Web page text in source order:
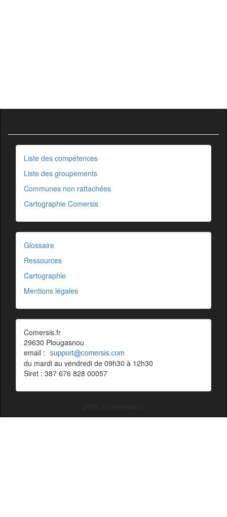
Liste des compétences
Liste des groupements
Communes non rattachées
Cartographie Comersis
Glossaire
Ressources
Cartographie
Mentions légales
Comersis.fr
29630 Plougasnou
email :
du mardi au vendredi de 09h30 à 12h30
Siret : 387 676 828 00057